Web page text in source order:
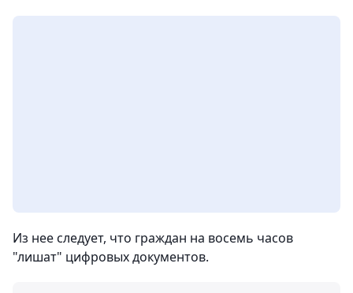
Из нее следует, что граждан на восемь часов
"лишат" цифровых документов.